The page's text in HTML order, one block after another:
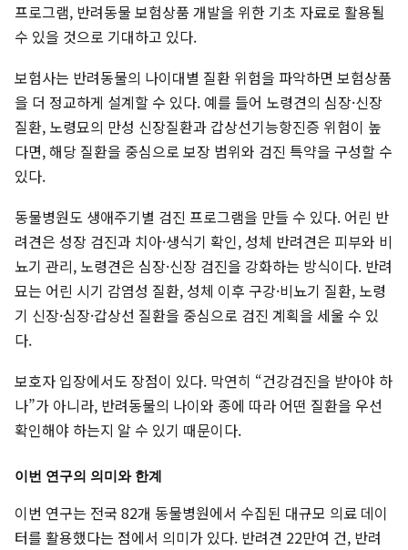
프로그램, 반려동물 보험상품 개발을 위한 기초 자료로 활용될
수 있을 것으로 기대하고 있다.
보험사는 반려동물의 나이대별 질환 위험을 파악하면 보험상품
을 더 정교하게 설계할 수 있다. 예를 들어 노령견의 심장·신장
질환, 노령묘의 만성 신장질환과 갑상선기능항진증 위험이 높
다면, 해당 질환을 중심으로 보장 범위와 검진 특약을 구성할 수
있다.
동물병원도 생애주기별 검진 프로그램을 만들 수 있다. 어린 반
려견은 성장 검진과 치아·생식기 확인, 성체 반려견은 피부와 비
뇨기 관리, 노령견은 심장·신장 검진을 강화하는 방식이다. 반려
묘는 어린 시기 감염성 질환, 성체 이후 구강·비뇨기 질환, 노령
기 신장·심장·갑상선 질환을 중심으로 검진 계획을 세울 수 있
다.
보호자 입장에서도 장점이 있다. 막연히 “건강검진을 받아야 하
나”가 아니라, 반려동물의 나이와 종에 따라 어떤 질환을 우선
확인해야 하는지 알 수 있기 때문이다.
이번 연구의 의미와 한계
이번 연구는 전국 82개 동물병원에서 수집된 대규모 의료 데이
터를 활용했다는 점에서 의미가 있다. 반려견 22만여 건, 반려